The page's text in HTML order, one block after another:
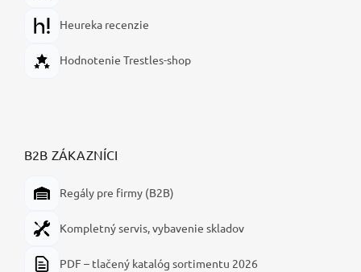
Heureka recenzie
Hodnotenie Trestles-shop
B2B ZÁKAZNÍCI
Regály pre firmy (B2B)
Kompletný servis, vybavenie skladov
PDF – tlačený katalóg sortimentu 2026